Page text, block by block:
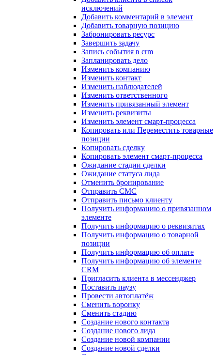
исключений
Добавить комментарий в элемент
Добавить товарную позицию
Забронировать ресурс
Завершить задачу
Запись события в crm
Запланировать дело
Изменить компанию
Изменить контакт
Изменить наблюдателей
Изменить ответственного
Изменить привязанный элемент
Изменить реквизиты
Изменить элемент смарт-процесса
Копировать или Переместить товарные
позиции
Копировать сделку
Копировать элемент смарт-процесса
Ожидание стадии сделки
Ожидание статуса лида
Отменить бронирование
Отправить СМС
Отправить письмо клиенту
Получить информацию о привязанном
элементе
Получить информацию о реквизитах
Получить информацию о товарной
позиции
Получить информацию об оплате
Получить информацию об элементе
CRM
Пригласить клиента в мессенджер
Поставить паузу
Провести автоплатёж
Сменить воронку
Сменить стадию
Создание нового контакта
Создание нового лида
Создание новой компании
Создание новой сделки